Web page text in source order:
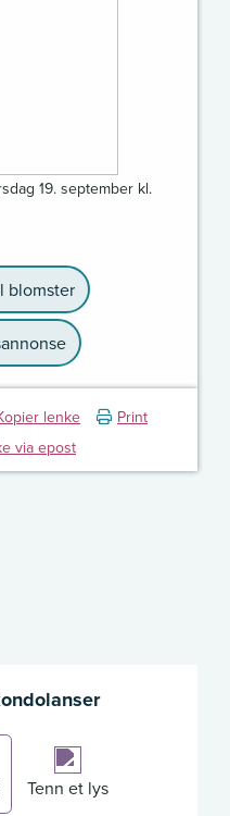
19. september kl.
blomster
lenke
Print
via epost
Tenn et lys